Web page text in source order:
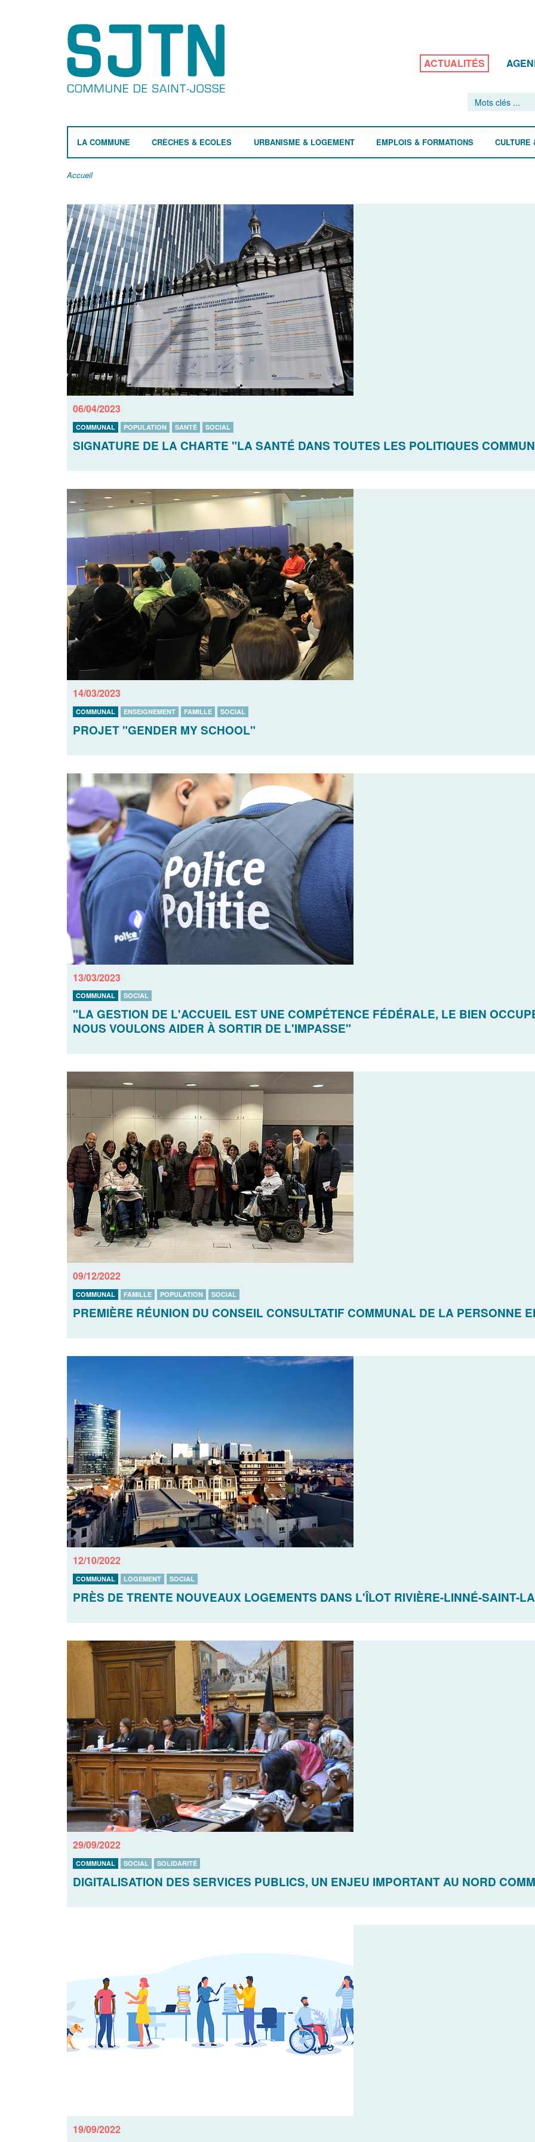
ACTUALITÉS
LA COMMUNE CRÈCHES & ECOLES URBANISME & LOGEMENT EMPLOIS & FORMATIONS CULTURE
Accueil
06/04/2023
COMMUNAL POPULATION SANTÉ SOCIAL
SIGNATURE DE LA CHARTE "LA SANTÉ DANS TOUTES LES POLITIQUES
14/03/2023
COMMUNAL ENSEIGNEMENT FAMILLE SOCIAL
PROJET "GENDER MY SCHOOL"
13/03/2023
COMMUNAL SOCIAL
"LA GESTION DE L'ACCUEIL EST UNE COMPÉTENCE FÉDÉRALE, LE BIEN
NOUS VOULONS AIDER À SORTIR DE L'IMPASSE"
09/12/2022
COMMUNAL FAMILLE POPULATION SOCIAL
PREMIÈRE RÉUNION DU CONSEIL CONSULTATIF COMMUNAL DE LA PERSONNE
12/10/2022
COMMUNAL LOGEMENT SOCIAL
PRÈS DE TRENTE NOUVEAUX LOGEMENTS DANS L'ÎLOT RIVIÈRE-LINNÉ-SAINT-
29/09/2022
COMMUNAL SOCIAL SOLIDARITÉ
DIGITALISATION DES SERVICES PUBLICS, UN ENJEU IMPORTANT AU NORD
19/09/2022